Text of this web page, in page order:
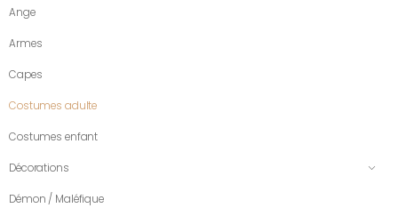
Ange
Armes
Capes
Costumes adulte
Costumes enfant
Décorations
Démon / Maléfique